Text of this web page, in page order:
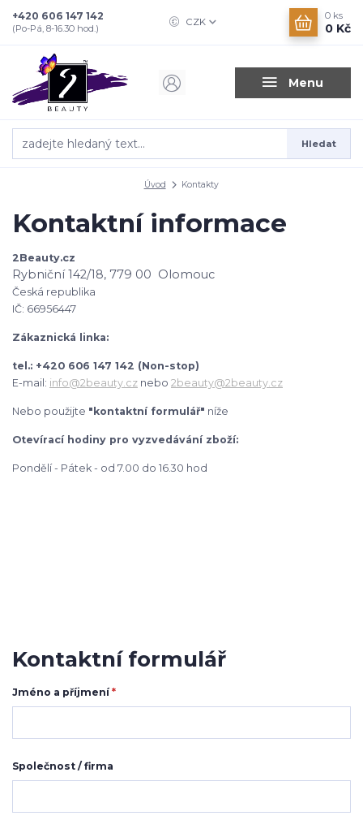
Menu
CZK
Hledat
+420 606 147 142
(Po-Pá, 8-16.30 hod.)
0 ks
0 Kč
Úvod Kontakty
Kontaktní informace
2Beauty.cz
Rybniční 142/18, 779 00 Olomouc
Česká republika
IČ: 66956447
Zákaznická linka:
tel.: +420 606 147 142 (Non-stop)
E-mail: info@2beauty.cz nebo 2beauty@2beauty.cz
Nebo použijte "kontaktní formulář" níže
Otevírací hodiny pro vyzvedávání zboží:
Pondělí - Pátek - od 7.00 do 16.30 hod
Kontaktní formulář
Jméno a příjmení*
Společnost / firma